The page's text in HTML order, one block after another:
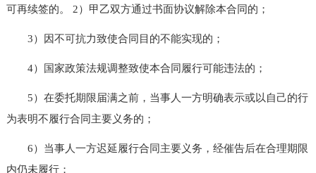
可再续签的。 2）甲乙双方通过书面协议解除本合同的；
3）因不可抗力致使合同目的不能实现的；
4）国家政策法规调整致使本合同履行可能违法的；
5）在委托期限届满之前，当事人一方明确表示或以自己的行
为表明不履行合同主要义务的；
6）当事人一方迟延履行合同主要义务，经催告后在合理期限
内仍未履行；